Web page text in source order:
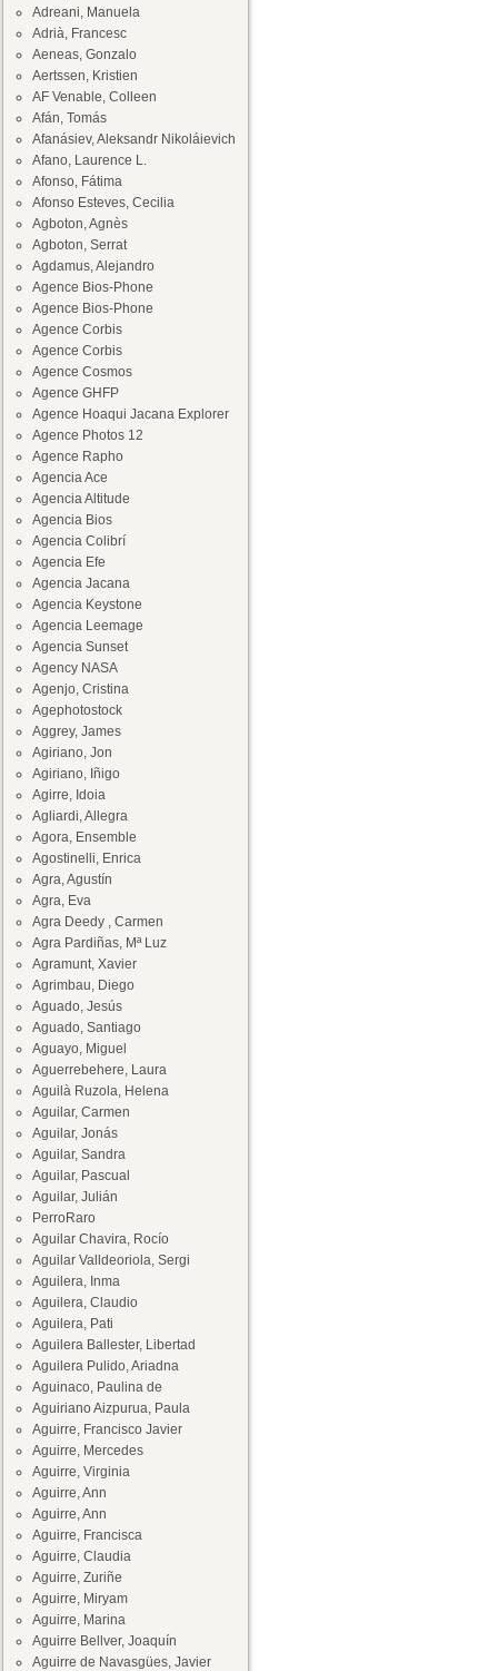
Adreani, Manuela
Adrià, Francesc
Aeneas, Gonzalo
Aertssen, Kristien
AF Venable, Colleen
Afán, Tomás
Afanásiev, Aleksandr Nikoláievich
Afano, Laurence L.
Afonso, Fátima
Afonso Esteves, Cecilia
Agboton, Agnès
Agboton, Serrat
Agdamus, Alejandro
Agence Bios-Phone
Agence Bios-Phone
Agence Corbis
Agence Corbis
Agence Cosmos
Agence GHFP
Agence Hoaqui Jacana Explorer
Agence Photos 12
Agence Rapho
Agencia Ace
Agencia Altitude
Agencia Bios
Agencia Colibrí
Agencia Efe
Agencia Jacana
Agencia Keystone
Agencia Leemage
Agencia Sunset
Agency NASA
Agenjo, Cristina
Agephotostock
Aggrey, James
Agiriano, Jon
Agiriano, Iñigo
Agirre, Idoia
Agliardi, Allegra
Agora, Ensemble
Agostinelli, Enrica
Agra, Agustín
Agra, Eva
Agra Deedy , Carmen
Agra Pardiñas, Mª Luz
Agramunt, Xavier
Agrimbau, Diego
Aguado, Jesús
Aguado, Santiago
Aguayo, Miguel
Aguerrebehere, Laura
Aguilà Ruzola, Helena
Aguilar, Carmen
Aguilar, Jonás
Aguilar, Sandra
Aguilar, Pascual
Aguilar, Julián
PerroRaro
Aguilar Chavira, Rocío
Aguilar Valldeoriola, Sergi
Aguilera, Inma
Aguilera, Claudio
Aguilera, Pati
Aguilera Ballester, Libertad
Aguilera Pulido, Ariadna
Aguinaco, Paulina de
Aguiriano Aizpurua, Paula
Aguirre, Francisco Javier
Aguirre, Mercedes
Aguirre, Virginia
Aguirre, Ann
Aguirre, Ann
Aguirre, Francisca
Aguirre, Claudia
Aguirre, Zuriñe
Aguirre, Miryam
Aguirre, Marina
Aguirre Bellver, Joaquín
Aguirre de Navasgües, Javier